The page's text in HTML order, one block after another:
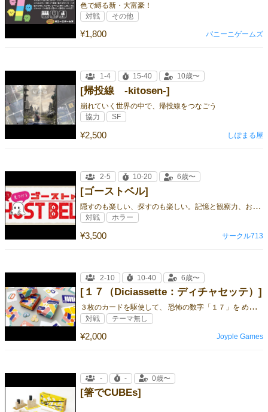
色で縛る新・大富豪！
¥1,800
対戦 その他
パニーニゲームズ
[帰投線 -kitosen-]
崩れていく世界の中で、帰投線をつなごう
¥2,500
1-4 15-40 10歳〜
協力 SF
しぽまる屋
[ゴーストベル]
隠
すのも楽しい、探すのも楽しい。記憶と観察力、おばけたちによるパーティゲーム！
¥3,500
2-5 10-20 6歳〜
対戦 ホラー
サークル713
[１７（Diciassette：ディチャセッテ）]
３
枚のカードを駆使して、 恐怖の数字「１７」を めぐる駆け引きに 勝利しちャッテ！？
¥2,000
2-10 10-40 6歳〜
対戦 テーマ無し
Joyple Games
[箸でCUBEs]
- - 0歳〜